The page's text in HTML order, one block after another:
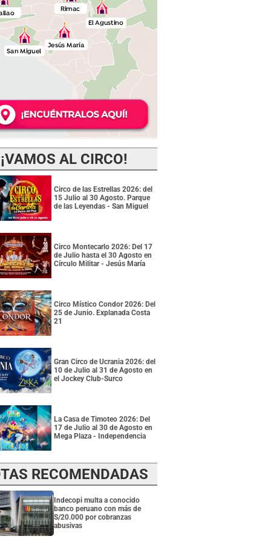
¡VAMOS AL CIRCO!
Circo de las Estrellas 2026: del
15 Julio al 30 Agosto. Parque
de las Leyendas - San Miguel
Circo Montecarlo 2026: Del 17
de Julio hasta el 30 Agosto en
Círculo Militar - Jesús María
Circo Místico Condor 2026: Del
25 de Junio. Explanada Costa
21
Gran Circo de Ucrania 2026: del
10 de Julio al 31 de Agosto en
el Jockey Club-Surco
La Casa de Timoteo 2026: Del
17 de Julio al 30 de Agosto en
Mega Plaza - Independencia
RECOMENDADAS
Indecopi multa a conocido
banco peruano con más de
S/20.000 por cobranzas
abusivas